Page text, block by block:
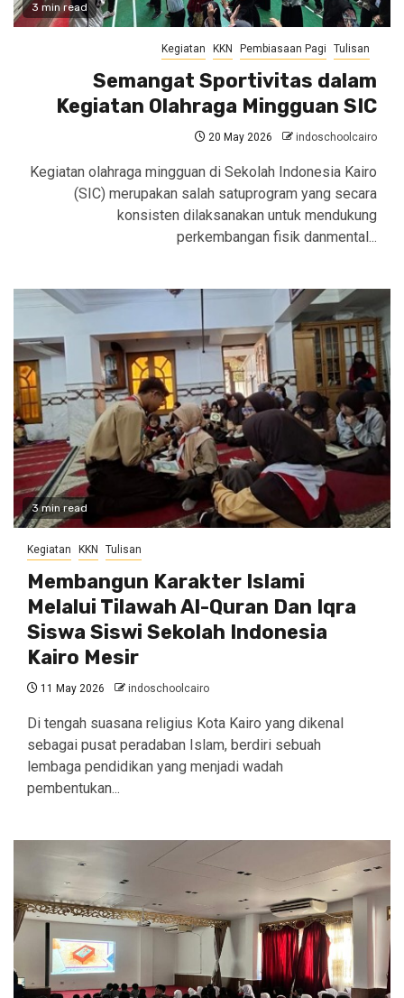
3 min read
Kegiatan KKN Pembiasaan Pagi Tulisan
Semangat Sportivitas dalam
Kegiatan Olahraga Mingguan SIC
20 May 2026 indoschoolcairo
Kegiatan olahraga mingguan di Sekolah Indonesia Kairo
(SIC) merupakan salah satuprogram yang secara
konsisten dilaksanakan untuk mendukung
perkembangan fisik danmental...
3 min read
Kegiatan KKN Tulisan
Membangun Karakter Islami
Melalui Tilawah Al-Quran Dan Iqra
Siswa Siswi Sekolah Indonesia
Kairo Mesir
11 May 2026 indoschoolcairo
Di tengah suasana religius Kota Kairo yang dikenal
sebagai pusat peradaban Islam, berdiri sebuah
lembaga pendidikan yang menjadi wadah
pembentukan...